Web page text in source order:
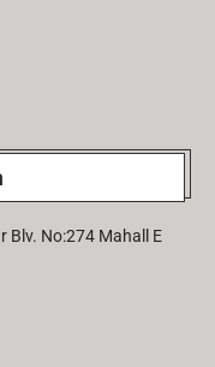
Blv. No:274 Mahall E